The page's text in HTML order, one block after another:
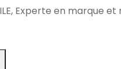
Experte en marque